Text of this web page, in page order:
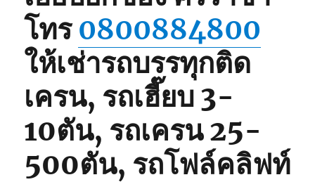
โทร0800884800
ให้เช่ารถบรรทุกติด
เครน, รถเฮี๊ยบ 3-
10ตัน, รถเครน 25-
500ตัน, รถโฟล์คลิฟท์